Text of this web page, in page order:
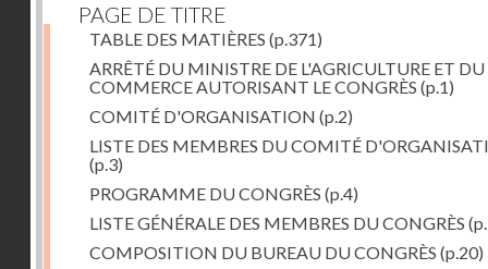
PAGE DE TITRE
TABLE DES MATIÈRES (p.371)
ARRÊTÉ DU MINISTRE DE L'AGRICULTURE ET DU
COMMERCE AUTORISANT LE CONGRÈS (p.1)
COMITÉ D'ORGANISATION (p.2)
LISTE DES MEMBRES DU COMITÉ
(p.3)
PROGRAMME DU CONGRÈS (p.4)
LISTE GÉNÉRALE DES MEMBRES DU CONGRÈS
COMPOSITION DU BUREAU DU CONGRÈS (p.20)